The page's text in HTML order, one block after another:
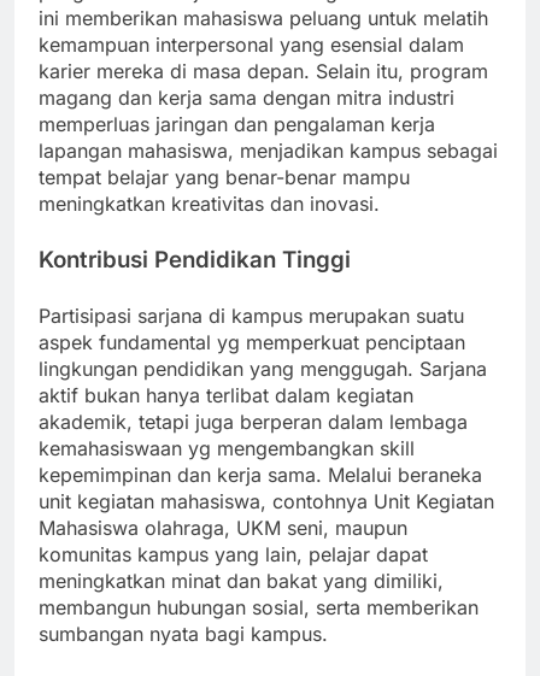
ini memberikan mahasiswa peluang untuk melatih
kemampuan interpersonal yang esensial dalam
karier mereka di masa depan. Selain itu, program
magang dan kerja sama dengan mitra industri
memperluas jaringan dan pengalaman kerja
lapangan mahasiswa, menjadikan kampus sebagai
tempat belajar yang benar-benar mampu
meningkatkan kreativitas dan inovasi.
Kontribusi Pendidikan Tinggi
Partisipasi sarjana di kampus merupakan suatu
aspek fundamental yg memperkuat penciptaan
lingkungan pendidikan yang menggugah. Sarjana
aktif bukan hanya terlibat dalam kegiatan
akademik, tetapi juga berperan dalam lembaga
kemahasiswaan yg mengembangkan skill
kepemimpinan dan kerja sama. Melalui beraneka
unit kegiatan mahasiswa, contohnya Unit Kegiatan
Mahasiswa olahraga, UKM seni, maupun
komunitas kampus yang lain, pelajar dapat
meningkatkan minat dan bakat yang dimiliki,
membangun hubungan sosial, serta memberikan
sumbangan nyata bagi kampus.